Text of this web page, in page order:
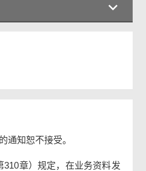
通知恕不接受。
310章）规定，在业务资料发